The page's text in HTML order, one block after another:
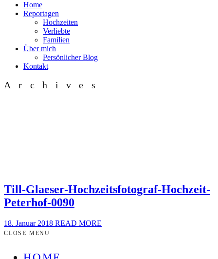
Home
Reportagen
Hochzeiten
Verliebte
Familien
Über mich
Persönlicher Blog
Kontakt
Archives
Till-Glaeser-Hochzeitsfotograf-Hochzeit-
Peterhof-0090
18. Januar 2018 READ MORE
CLOSE MENU